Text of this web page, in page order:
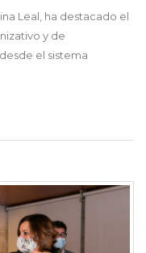
Leal, ha destacado el
y de
el sistema